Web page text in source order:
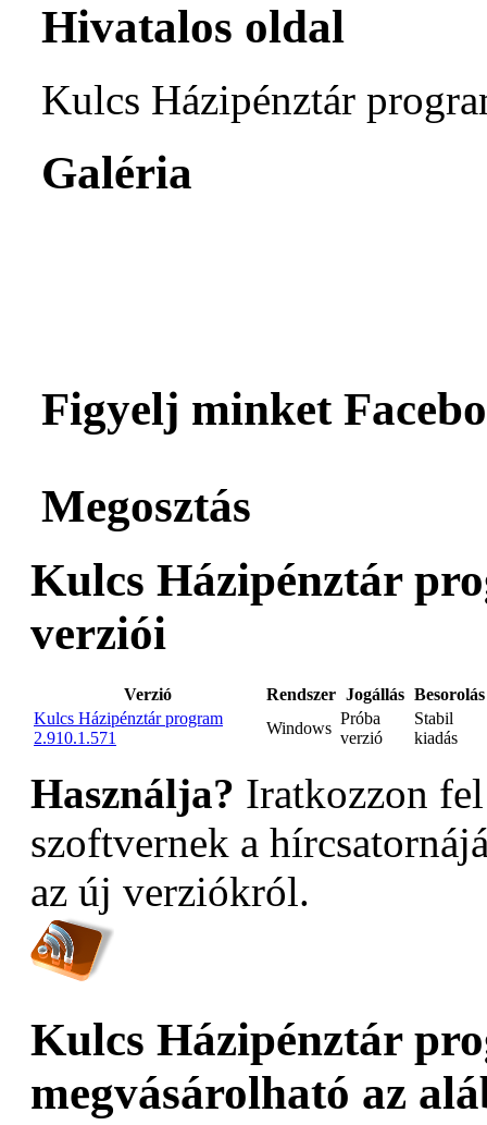
Hivatalos oldal
Kulcs Házipénztár
Galéria
Figyelj minket
Megosztás
Kulcs Házipénztár
verziói
Verzió Rendszer Jogállás Besorolás
Kulcs Házipénztár program
2.910.1.571
Windows
Próba
verzió
Stabil
kiadás
Használja? Iratkozzon
szoftvernek a
az új verziókról.
Kulcs Házipénztár
megvásárolható az